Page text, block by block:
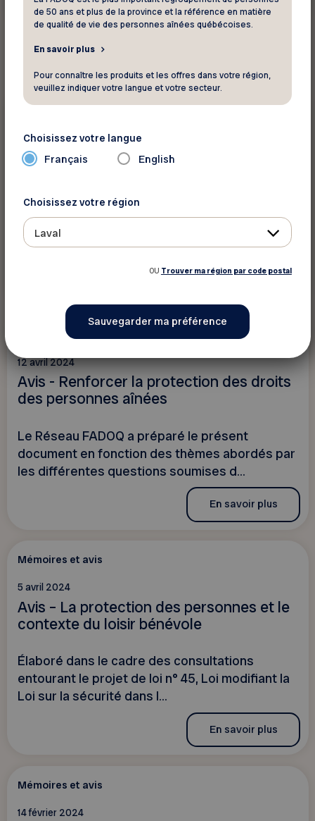
Mémoires et avis
11 septembre 2024
Mémoire – Le décloisonnement des
Préparé dans le cadre du dépôt du projet de loi
67, Loi modifiant le Code des professions pour
la modernisation du sy...
En savoir plus
Mémoires et avis
12 avril 2024
Avis - Renforcer la protection des droits
des personnes aînées
Le Réseau FADOQ a préparé le présent
document en fonction des thèmes abordés par
les différentes questions soumises d...
En savoir plus
Mémoires et avis
5 avril 2024
Avis – La protection des personnes et le
contexte du loisir bénévole
Élaboré dans le cadre des consultations
entourant le projet de loi n° 45, Loi modifiant la
Loi sur la sécurité dans l...
En savoir plus
Mémoires et avis
14 février 2024
de 50 ans et plus de la province et la référence en matière
de qualité de vie des personnes aînées québécoises.
En savoir plus
Pour connaître les produits et les offres dans votre région,
veuillez indiquer votre langue et votre secteur.
Choisissez votre langue
Français English
Choisissez votre région
Laval
OU Trouver ma région par code postal